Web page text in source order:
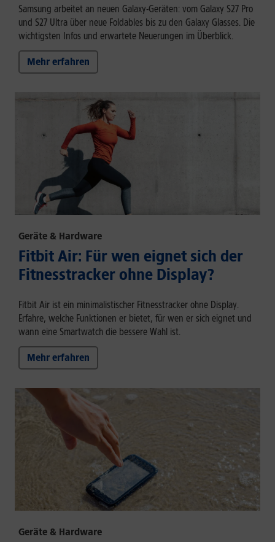
Samsung arbeitet an neuen Galaxy-Geräten: vom Galaxy S27 Pro
und S27 Ultra über neue Foldables bis zu den Galaxy Glasses. Die
wichtigsten Infos und erwartete Neuerungen im Überblick.
Mehr erfahren
Geräte & Hardware
Fitbit Air: Für wen eignet sich der
Fitnesstracker ohne Display?
Fitbit Air ist ein minimalistischer Fitnesstracker ohne Display.
Erfahre, welche Funktionen er bietet, für wen er sich eignet und
wann eine Smartwatch die bessere Wahl ist.
Mehr erfahren
Geräte & Hardware